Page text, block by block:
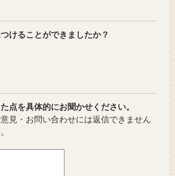
けることができましたか？
点を具体的にお聞かせください。
見・お問い合わせには返信できません